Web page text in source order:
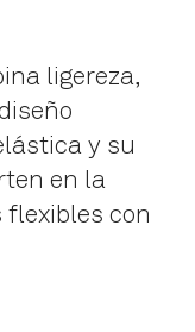
ligereza,
y su
en la
flexibles con